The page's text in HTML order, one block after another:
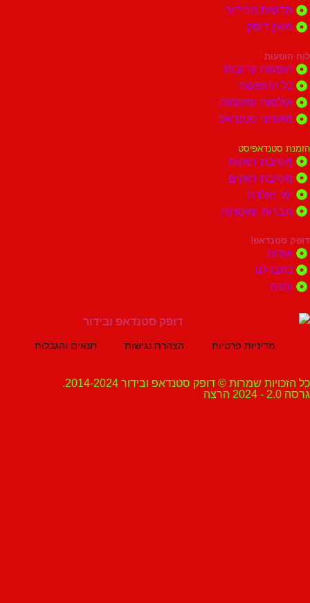
הבידור
דופק
קרובות
ומקומות
סטנדאפ
רווקות
רווקים
ומוסדות
לנו
מדיניות פרטיות הצהרת נגישות תנאים והגבלות
שמרות © דופק סטנדאפ ובידור 2014-2024.